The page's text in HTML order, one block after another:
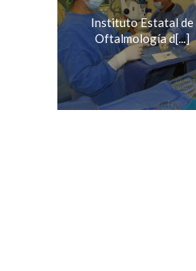
Instituto Estatal de
Oftalmología d[...]